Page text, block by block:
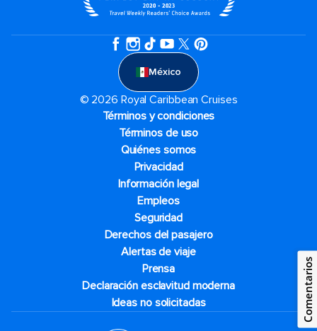
México
© 2026 Royal Caribbean Cruises
Términos y condiciones
Términos de uso
Quiénes somos
Privacidad
Información legal
Empleos
Seguridad
Derechos del pasajero
Alertas de viaje
Prensa
Declaración esclavitud moderna
Ideas no solicitadas
Comentarios